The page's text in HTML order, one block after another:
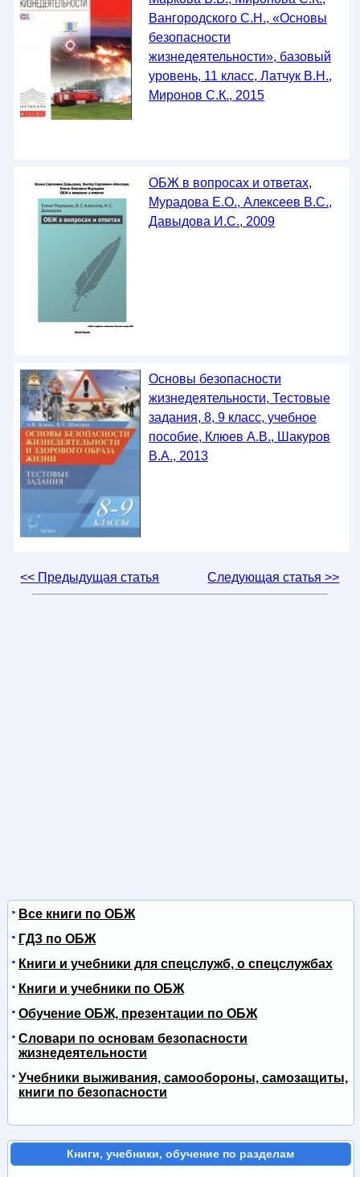
Вангородского С.Н., «Основы
безопасности
жизнедеятельности», базовый
уровень, 11 класс, Латчук В.Н.,
Миронов С.К., 2015
ОБЖ в вопросах и ответах,
Мурадова Е.О., Алексеев В.С.,
Давыдова И.С., 2009
Основы безопасности
жизнедеятельности, Тестовые
задания, 8, 9 класс, учебное
пособие, Клюев А.В., Шакуров
В.А., 2013
<< Предыдущая статья Следующая статья >>
Все книги по ОБЖ
ГДЗ по ОБЖ
Книги и учебники для спецслужб, о спецслужбах
Книги и учебники по ОБЖ
Обучение ОБЖ, презентации по ОБЖ
Словари по основам безопасности
жизнедеятельности
Учебники выживания, самообороны, самозащиты,
книги по безопасности
Книги, учебники, обучение по разделам